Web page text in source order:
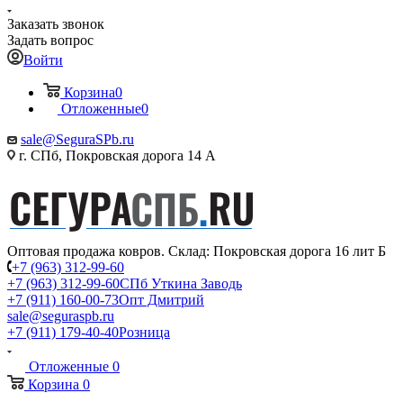
Заказать звонок
Задать вопрос
Войти
Корзина0
Отложенные0
sale@SeguraSPb.ru
г. СПб, Покровская дорога 14 А
Оптовая продажа ковров. Склад: Покровская дорога 16 лит Б
+7 (963) 312-99-60
+7 (963) 312-99-60СПб Уткина Заводь
+7 (911) 160-00-73Опт Дмитрий
sale@seguraspb.ru
+7 (911) 179-40-40Розница
Отложенные 0
Корзина 0